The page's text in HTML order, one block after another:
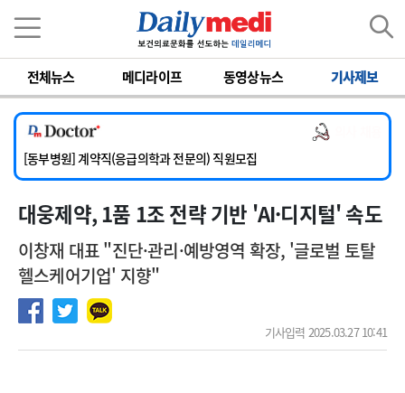
전체뉴스 메디라이프 동영상뉴스 기사제보
[서울아산병원] 2026년 하반기 인턴 모집
[영남대학교의료원] 마취통증의학과 임기제 임상의사 채용
[충남대학교병원] 소아청소년과(소아응급전담) 계약직 의사 공개채용
[동부병원] 계약직(응급의학과 전문의) 직원모집
[이대목동병원] 하반기 전공의(레지던트1년차) 모집
[서울아산병원] 2026년 하반기 인턴 모집
대웅제약, 1품 1조 전략 기반 'AI·디지털' 속도
이창재 대표 "진단·관리·예방영역 확장, '글로벌 토탈
헬스케어기업' 지향"
기사입력 2025.03.27 10:41